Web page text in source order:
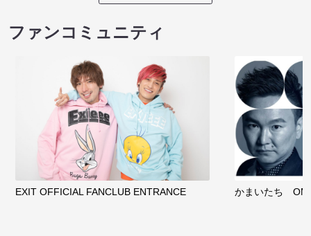
ファンコミュニティ
EXIT OFFICIAL FANCLUB ENTRANCE かまいたち